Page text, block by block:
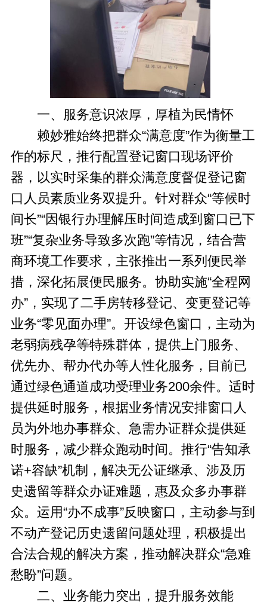
一、服务意识浓厚，厚植为民情怀
赖妙雅始终把群众“满意度”作为衡量工
作的标尺，推行配置登记窗口现场评价
器，以实时采集的群众满意度督促登记窗
口人员素质业务双提升。针对群众“等候时
间长”“因银行办理解压时间造成到窗口已下
班”“复杂业务导致多次跑”等情况，结合营
商环境工作要求，主张推出一系列便民举
措，深化拓展便民服务。协助实施“全程网
办”，实现了二手房转移登记、变更登记等
业务“零见面办理”。开设绿色窗口，主动为
老弱病残孕等特殊群体，提供上门服务、
优先办、帮办代办等人性化服务，目前已
通过绿色通道成功受理业务200余件。适时
提供延时服务，根据业务情况安排窗口人
员为外地办事群众、急需办证群众提供延
时服务，减少群众跑动时间。推行“告知承
诺+容缺”机制，解决无公证继承、涉及历
史遗留等群众办证难题，惠及众多办事群
众。运用“办不成事”反映窗口，主动参与到
不动产登记历史遗留问题处理，积极提出
合法合规的解决方案，推动解决群众“急难
愁盼”问题。
二、业务能力突出，提升服务效能